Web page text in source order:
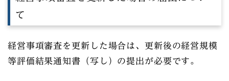
て
経営事項審査を更新した場合は、更新後の経営規模
等評価結果通知書（写し）の提出が必要です。